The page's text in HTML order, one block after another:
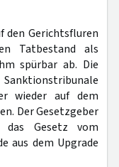
den Gerichtsfluren
Tatbestand als
spürbar ab. Die
wieder auf dem
Der Gesetzgeber
Gesetz vom
aus dem Upgrade